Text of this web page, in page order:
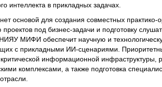
интеллекта в прикладных задачах.
основой для создания совместных
под бизнес-задачи и подготовку
МИФИ обеспечит научную и
с прикладными ИИ-сценариями.
информационной
комплексами, а также подготовка